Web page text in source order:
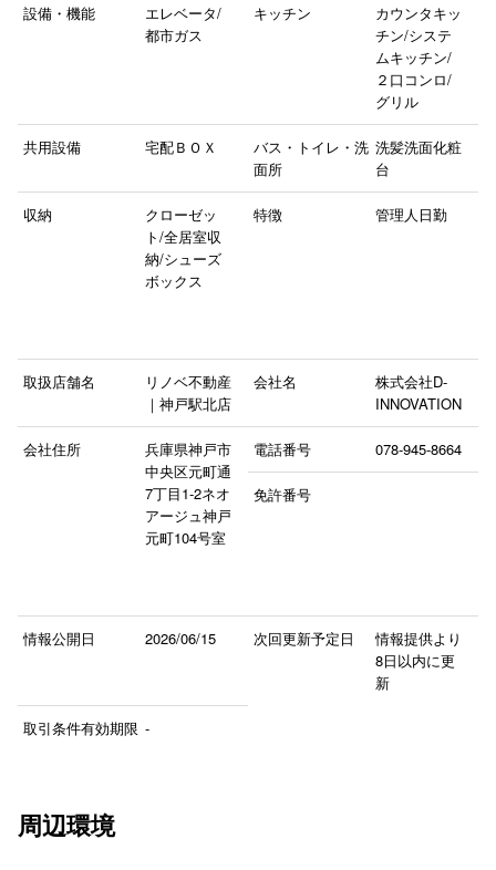
設備・機能
エレベータ/
都市ガス
キッチン
カウンタキッ
チン/システ
ムキッチン/
２口コンロ/
グリル
共用設備 宅配ＢＯＸ
バス・トイレ・洗
面所
洗髪洗面化粧
台
収納
クローゼッ
ト/全居室収
納/シューズ
ボックス
特徴 管理人日勤
取扱店舗名
リノベ不動産
｜神戸駅北店
会社名
株式会社D-
INNOVATION
会社住所
兵庫県神戸市
中央区元町通
7丁目1‐2ネオ
アージュ神戸
元町104号室
電話番号 078-945-8664
免許番号
情報公開日 2026/06/15 次回更新予定日
情報提供より
8日以内に更
新
取引条件有効期限 -
周辺環境